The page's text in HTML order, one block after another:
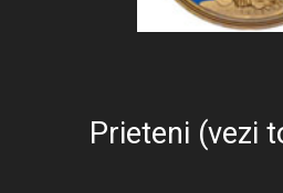
Prieteni (vezi